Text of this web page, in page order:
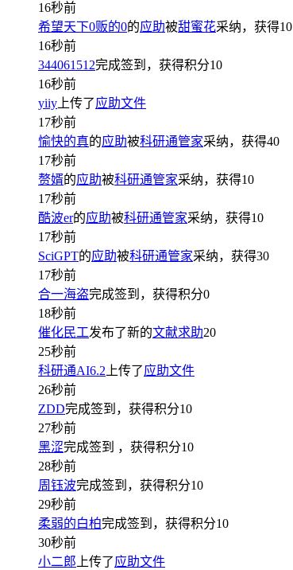
16秒前
希望天下0贩的0的应助被甜蜜花采纳，获得10
16秒前
344061512完成签到，获得积分10
16秒前
yiiy上传了 应助文件
17秒前
愉快的真的应助被科研通管家采纳，获得40
17秒前
赘婿的应助被科研通管家采纳，获得10
17秒前
酷波er的应助被科研通管家采纳，获得10
17秒前
SciGPT的应助被科研通管家采纳，获得30
17秒前
合一海盗完成签到，获得积分0
18秒前
催化民工发布了新的文献求助20
25秒前
科研通AI6.2上传了 应助文件
26秒前
ZDD完成签到，获得积分10
27秒前
黑涩完成签到 ，获得积分10
28秒前
周钰波完成签到，获得积分10
29秒前
柔弱的白柏完成签到，获得积分10
30秒前
小二郎上传了 应助文件